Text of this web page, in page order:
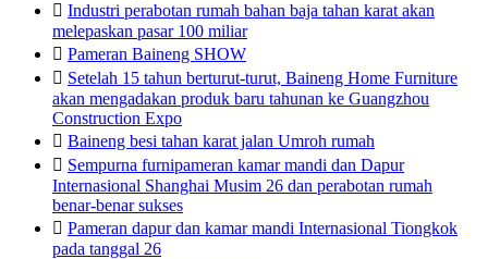
 Industri perabotan rumah bahan baja tahan karat akan
melepaskan pasar 100 miliar
 Pameran Baineng SHOW
 Setelah 15 tahun berturut-turut, Baineng Home Furniture
akan mengadakan produk baru tahunan ke Guangzhou
Construction Expo
 Baineng besi tahan karat jalan Umroh rumah
 Sempurna furnipameran kamar mandi dan Dapur
Internasional Shanghai Musim 26 dan perabotan rumah
benar-benar sukses
 Pameran dapur dan kamar mandi Internasional Tiongkok
pada tanggal 26